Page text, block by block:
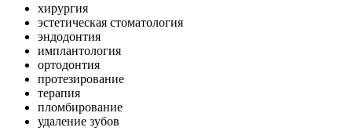
хирургия
эстетическая стоматология
эндодонтия
имплантология
ортодонтия
протезирование
терапия
пломбирование
удаление зубов